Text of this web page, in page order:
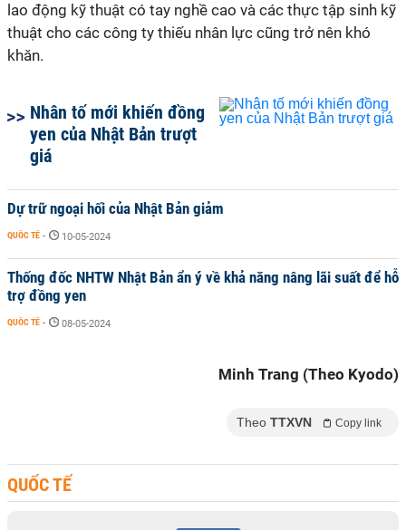
lao động kỹ thuật có tay nghề cao và các thực tập sinh kỹ
thuật cho các công ty thiếu nhân lực cũng trở nên khó
khăn.
Nhân tố mới khiến đồng
yen của Nhật Bản trượt
giá
Dự trữ ngoại hối của Nhật Bản giảm
QUỐC TẾ - 10-05-2024
Thống đốc NHTW Nhật Bản ẩn ý về khả năng nâng lãi suất để hỗ
trợ đồng yen
QUỐC TẾ - 08-05-2024
Minh Trang (Theo Kyodo)
Theo TTXVN Copy link
QUỐC TẾ